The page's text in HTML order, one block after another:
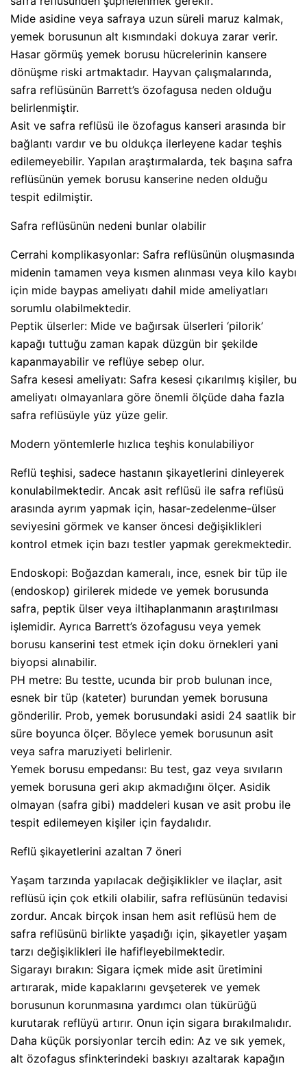
Mide asidine veya safraya uzun süreli maruz kalmak,
yemek borusunun alt kısmındaki dokuya zarar verir.
Hasar görmüş yemek borusu hücrelerinin kansere
dönüşme riski artmaktadır. Hayvan çalışmalarında,
safra reflüsünün Barrett’s özofagusa neden olduğu
belirlenmiştir.
Asit ve safra reflüsü ile özofagus kanseri arasında bir
bağlantı vardır ve bu oldukça ilerleyene kadar teşhis
edilemeyebilir. Yapılan araştırmalarda, tek başına safra
reflüsünün yemek borusu kanserine neden olduğu
tespit edilmiştir.
Safra reflüsünün nedeni bunlar olabilir
Cerrahi komplikasyonlar: Safra reflüsünün oluşmasında
midenin tamamen veya kısmen alınması veya kilo kaybı
için mide baypas ameliyatı dahil mide ameliyatları
sorumlu olabilmektedir.
Peptik ülserler: Mide ve bağırsak ülserleri ‘pilorik’
kapağı tuttuğu zaman kapak düzgün bir şekilde
kapanmayabilir ve reflüye sebep olur.
Safra kesesi ameliyatı: Safra kesesi çıkarılmış kişiler, bu
ameliyatı olmayanlara göre önemli ölçüde daha fazla
safra reflüsüyle yüz yüze gelir.
Modern yöntemlerle hızlıca teşhis konulabiliyor
Reflü teşhisi, sadece hastanın şikayetlerini dinleyerek
konulabilmektedir. Ancak asit reflüsü ile safra reflüsü
arasında ayrım yapmak için, hasar-zedelenme-ülser
seviyesini görmek ve kanser öncesi değişiklikleri
kontrol etmek için bazı testler yapmak gerekmektedir.
Endoskopi: Boğazdan kameralı, ince, esnek bir tüp ile
(endoskop) girilerek midede ve yemek borusunda
safra, peptik ülser veya iltihaplanmanın araştırılması
işlemidir. Ayrıca Barrett’s özofagusu veya yemek
borusu kanserini test etmek için doku örnekleri yani
biyopsi alınabilir.
PH metre: Bu testte, ucunda bir prob bulunan ince,
esnek bir tüp (kateter) burundan yemek borusuna
gönderilir. Prob, yemek borusundaki asidi 24 saatlik bir
süre boyunca ölçer. Böylece yemek borusunun asit
veya safra maruziyeti belirlenir.
Yemek borusu empedansı: Bu test, gaz veya sıvıların
yemek borusuna geri akıp akmadığını ölçer. Asidik
olmayan (safra gibi) maddeleri kusan ve asit probu ile
tespit edilemeyen kişiler için faydalıdır.
Reflü şikayetlerini azaltan 7 öneri
Yaşam tarzında yapılacak değişiklikler ve ilaçlar, asit
reflüsü için çok etkili olabilir, safra reflüsünün tedavisi
zordur. Ancak birçok insan hem asit reflüsü hem de
safra reflüsünü birlikte yaşadığı için, şikayetler yaşam
tarzı değişiklikleri ile hafifleyebilmektedir.
Sigarayı bırakın: Sigara içmek mide asit üretimini
artırarak, mide kapaklarını gevşeterek ve yemek
borusunun korunmasına yardımcı olan tükürüğü
kurutarak reflüyü artırır. Onun için sigara bırakılmalıdır.
Daha küçük porsiyonlar tercih edin: Az ve sık yemek,
alt özofagus sfinkterindeki baskıyı azaltarak kapağın